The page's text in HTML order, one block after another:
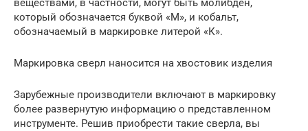
веществами, в частности, могут быть молибден,
который обозначается буквой «М», и кобальт,
обозначаемый в маркировке литерой «К».
Маркировка сверл наносится на хвостовик изделия
Зарубежные производители включают в маркировку
более развернутую информацию о представленном
инструменте. Решив приобрести такие сверла, вы